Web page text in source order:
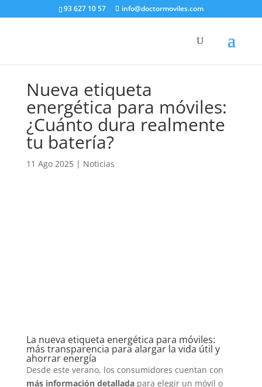
93 627 10 57 info@doctormoviles.com
Nueva etiqueta
energética para móviles:
¿Cuánto dura realmente
tu batería?
11 Ago 2025| Noticias
La nueva etiqueta energética para móviles:
más transparencia para alargar la vida útil y
ahorrar energía
Desde este verano, los consumidores cuentan con
más información detalladapara elegir un móvil o